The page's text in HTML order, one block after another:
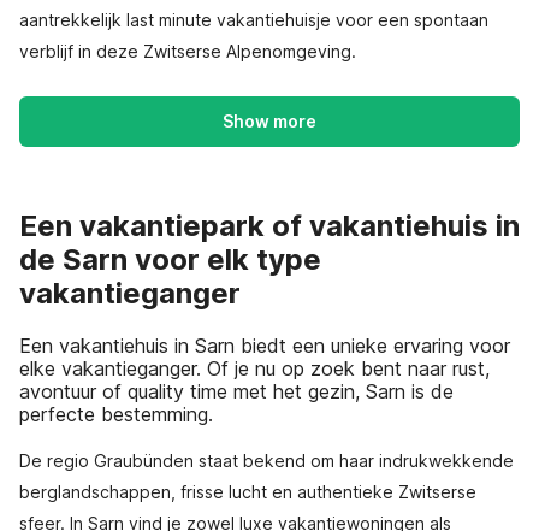
aantrekkelijk last minute vakantiehuisje voor een spontaan
verblijf in deze Zwitserse Alpenomgeving.
Show more
Een vakantiepark of vakantiehuis in
de Sarn voor elk type
vakantieganger
Een vakantiehuis in Sarn biedt een unieke ervaring voor
elke vakantieganger. Of je nu op zoek bent naar rust,
avontuur of quality time met het gezin, Sarn is de
perfecte bestemming.
De regio Graubünden staat bekend om haar indrukwekkende
berglandschappen, frisse lucht en authentieke Zwitserse
sfeer. In Sarn vind je zowel luxe vakantiewoningen als